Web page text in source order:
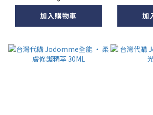
加入購物車 加